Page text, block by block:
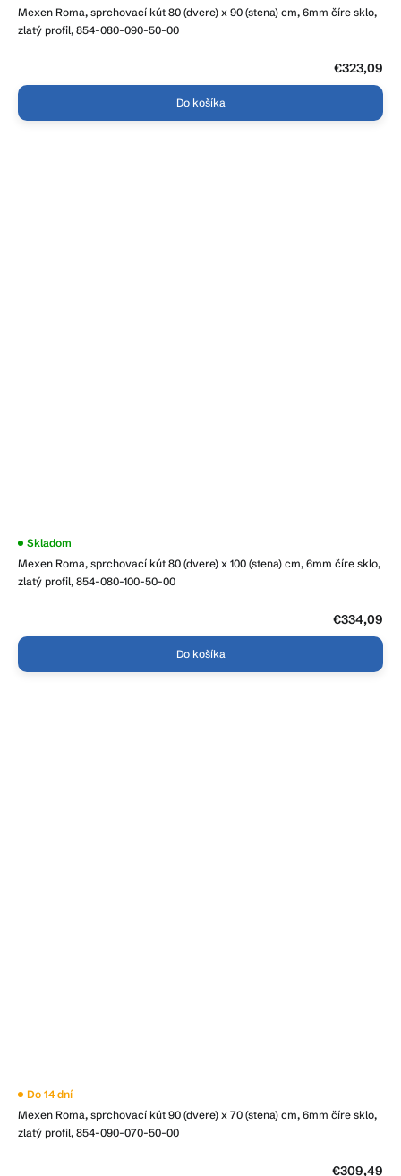
Mexen Roma, sprchovací kút 80 (dvere) x 90 (stena) cm, 6mm číre sklo,
zlatý profil, 854-080-090-50-00
€323,09
Do košíka
Mexen Roma, sprchovací kút 80 (dvere) x 100 (stena) cm, 6mm číre sklo,
zlatý profil, 854-080-100-50-00
Skladom
€334,09
Do košíka
Mexen Roma, sprchovací kút 90 (dvere) x 70 (stena) cm, 6mm číre sklo,
zlatý profil, 854-090-070-50-00
Do 14 dní
€309,49